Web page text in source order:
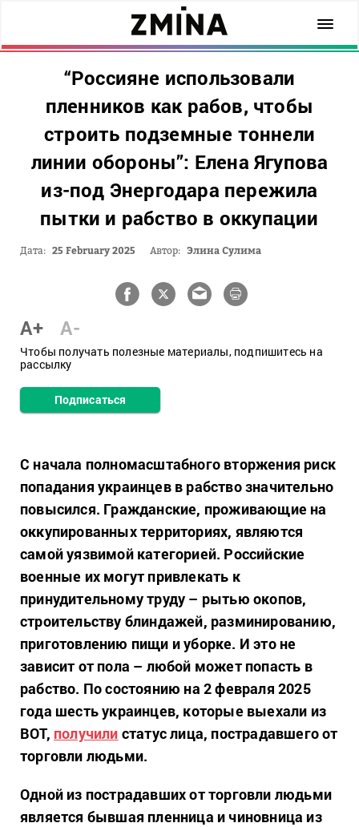
“Россияне использовали
пленников как рабов, чтобы
строить подземные тоннели
линии обороны”: Елена Ягупова
из-под Энергодара пережила
пытки и рабство в оккупации
Дата: 25 February 2025 Автор: Элина Сулима
A+ A-
Чтобы получать полезные материалы, подпишитесь на
рассылку
Подписаться
С начала полномасштабного вторжения риск
попадания украинцев в рабство значительно
повысился. Гражданские, проживающие на
оккупированных территориях, являются
самой уязвимой категорией. Российские
военные их могут привлекать к
принудительному труду – рытью окопов,
строительству блиндажей, разминированию,
приготовлению пищи и уборке. И это не
зависит от пола – любой может попасть в
рабство. По состоянию на 2 февраля 2025
года шесть украинцев, которые выехали из
ВОТ, получили статус лица, пострадавшего от
торговли людьми.
Одной из пострадавших от торговли людьми
является бывшая пленница и чиновница из